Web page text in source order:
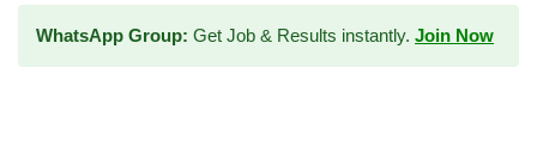
WhatsApp Group: Get Job & Results instantly. Join Now